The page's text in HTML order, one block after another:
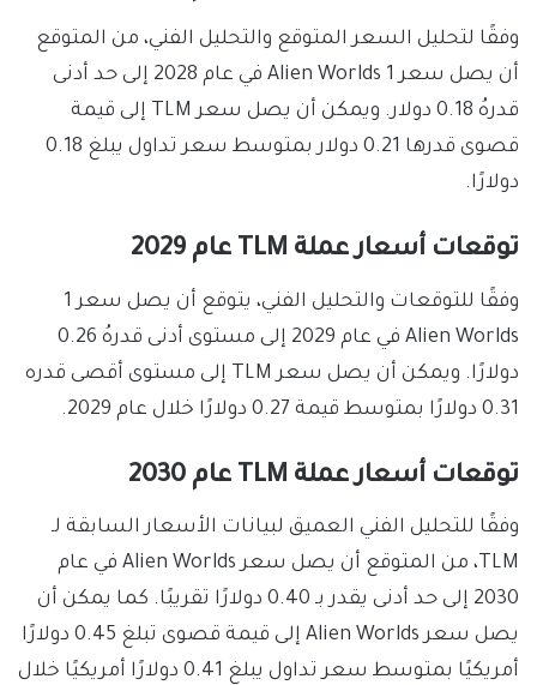
وفقًا لتحليل السعر المتوقع والتحليل الفني، من المتوقع
أن يصل سعر 1 Alien Worlds في عام 2028 إلى حد أدنى
قدرهُ 0.18 دولار. ويمكن أن يصل سعر TLM إلى قيمة
قصوى قدرها 0.21 دولار بمتوسط سعر تداول يبلغ 0.18
دولارًا.
توقعات أسعار عملة TLM عام 2029
وفقًا للتوقعات والتحليل الفني، يتوقع أن يصل سعر 1
Alien Worlds في عام 2029 إلى مستوى أدنى قدرهُ 0.26
دولارًا. ويمكن أن يصل سعر TLM إلى مستوى أقصى قدره
0.31 دولارًا بمتوسط قيمة 0.27 دولارًا خلال عام 2029.
توقعات أسعار عملة TLM عام 2030
وفقًا للتحليل الفني العميق لبيانات الأسعار السابقة لـ
TLM، من المتوقع أن يصل سعر Alien Worlds في عام
2030 إلى حد أدنى يقدر بـ 0.40 دولارًا تقريبًا. كما يمكن أن
يصل سعر Alien Worlds إلى قيمة قصوى تبلغ 0.45 دولارًا
أمريكيًا بمتوسط سعر تداول يبلغ 0.41 دولارًا أمريكيًا خلال